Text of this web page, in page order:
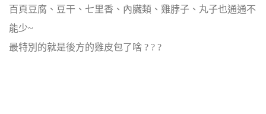
百頁豆腐、豆干、七里香、內臟類、雞脖子、丸子也通通不
能少~
最特別的就是後方的雞皮包了啥 ? ? ?